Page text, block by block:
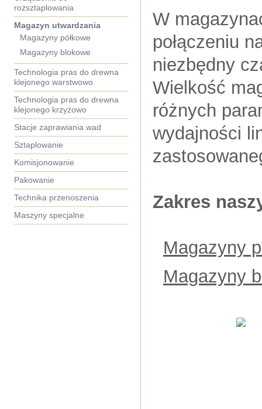
rozsztaplowania
Magazyn utwardzania
Magazyny półkowe
Magazyny blokowe
Technologia pras do drewna
klejonego warstwowo
Technologia pras do drewna
klejonego krzyżowo
Stacje zaprawiania wad
Sztaplowanie
Komisjonowanie
Pakowanie
Technika przenoszenia
Maszyny specjalne
W
połączeniu
niezbędny
Wielkość
różnych
wydajności
Zakres
Magazyny
Magazyny